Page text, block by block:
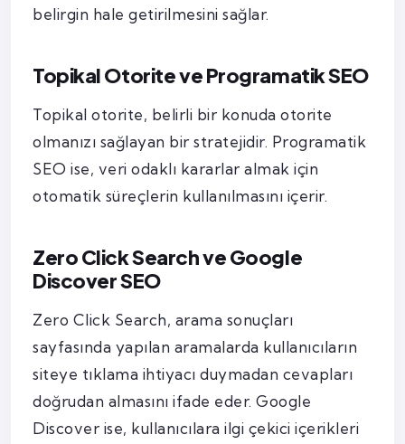
belirgin hale getirilmesini sağlar.
Topikal Otorite ve Programatik SEO
Topikal otorite, belirli bir konuda otorite
olmanızı sağlayan bir stratejidir. Programatik
SEO ise, veri odaklı kararlar almak için
otomatik süreçlerin kullanılmasını içerir.
Zero Click Search ve Google
Discover SEO
Zero Click Search, arama sonuçları
sayfasında yapılan aramalarda kullanıcıların
siteye tıklama ihtiyacı duymadan cevapları
doğrudan almasını ifade eder. Google
Discover ise, kullanıcılara ilgi çekici içerikleri